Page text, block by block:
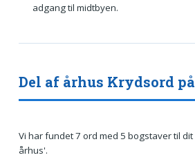
adgang til midtbyen.
Del af århus Krydsord
Vi har fundet 7 ord med 5 bogstaver til
århus'.